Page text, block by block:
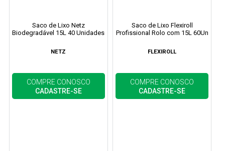
Saco de Lixo Netz
Biodegradável 15L 40 Unidades
NETZ
COMPRE CONOSCO
CADASTRE-SE
Saco de Lixo Flexiroll
Profissional Rolo com 15L 60Un
FLEXIROLL
COMPRE CONOSCO
CADASTRE-SE